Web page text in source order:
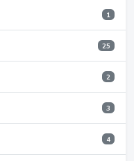
1
25
2
3
4